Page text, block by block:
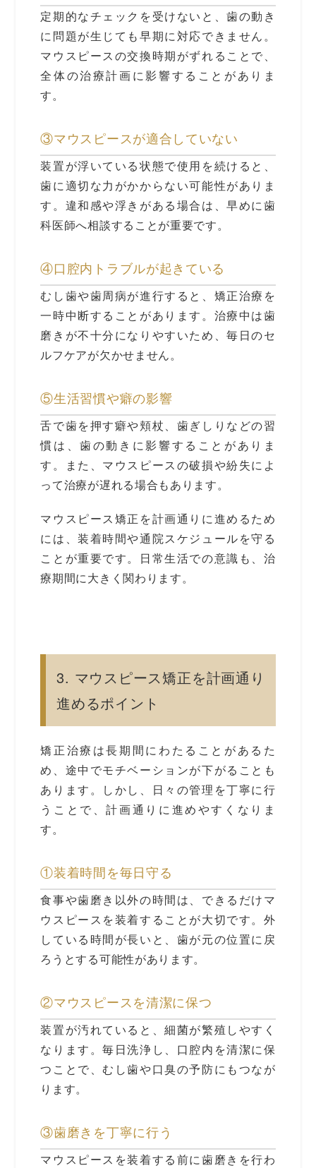
定期的なチェックを受けないと、歯の動き
に問題が生じても早期に対応できません。
マウスピースの交換時期がずれることで、
全体の治療計画に影響することがありま
す。
③マウスピースが適合していない
装置が浮いている状態で使用を続けると、
歯に適切な力がかからない可能性がありま
す。違和感や浮きがある場合は、早めに歯
科医師へ相談することが重要です。
④口腔内トラブルが起きている
むし歯や歯周病が進行すると、矯正治療を
一時中断することがあります。治療中は歯
磨きが不十分になりやすいため、毎日のセ
ルフケアが欠かせません。
⑤生活習慣や癖の影響
舌で歯を押す癖や頬杖、歯ぎしりなどの習
慣は、歯の動きに影響することがありま
す。また、マウスピースの破損や紛失によ
って治療が遅れる場合もあります。
マウスピース矯正を計画通りに進めるため
には、装着時間や通院スケジュールを守る
ことが重要です。日常生活での意識も、治
療期間に大きく関わります。
3. マウスピース矯正を計画通り
進めるポイント
矯正治療は長期間にわたることがあるた
め、途中でモチベーションが下がることも
あります。しかし、日々の管理を丁寧に行
うことで、計画通りに進めやすくなりま
す。
①装着時間を毎日守る
食事や歯磨き以外の時間は、できるだけマ
ウスピースを装着することが大切です。外
している時間が長いと、歯が元の位置に戻
ろうとする可能性があります。
②マウスピースを清潔に保つ
装置が汚れていると、細菌が繁殖しやすく
なります。毎日洗浄し、口腔内を清潔に保
つことで、むし歯や口臭の予防にもつなが
ります。
③歯磨きを丁寧に行う
マウスピースを装着する前に歯磨きを行わ